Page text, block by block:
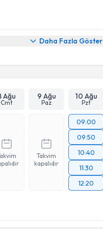
Daha Fazla Göster
Ağu
Cmt
9 Ağu
Paz
10 Ağu
Pzt
Takvim
kapalıdır
09:00
09:50
10:40
11:30
12:20